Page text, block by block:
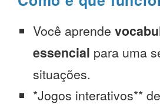
Você aprende
essencial para uma
situações.
*Jogos interativos**